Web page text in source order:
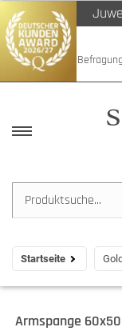
Startseite Gold
Armspange